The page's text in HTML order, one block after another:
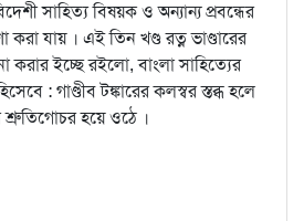
সাহিত্য বিষয়ক ও অন্যান্য প্রবন্ধের
যায় । এই তিন খণ্ড রত্ন ভাণ্ডারের
ইচ্ছে রইলো, বাংলা সাহিত্যের
: গাণ্ডীব টঙ্কারের কলস্বর স্তব্ধ হলে
শ্রুতিগোচর হয়ে ওঠে ।